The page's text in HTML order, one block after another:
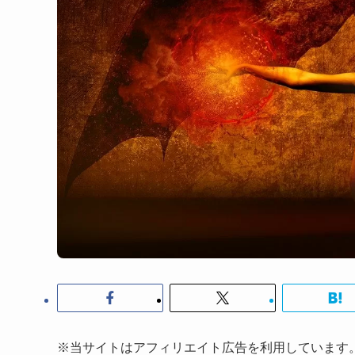
※当サイトはアフィリエイト広告を利用しています